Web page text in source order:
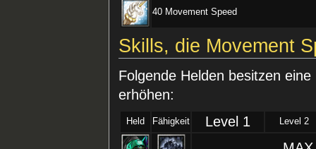
40 Movement Speed
Skills, die Movement
Folgende Helden besitzen
erhöhen:
Held Fähigkeit Level 1 Level 2